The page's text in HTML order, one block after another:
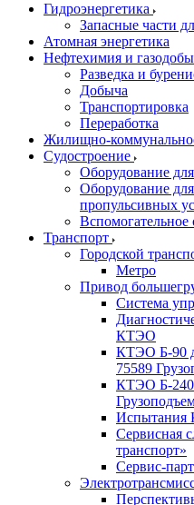
Гидроэнергетика
Запасные части
Атомная энергетика
Нефтехимия и
Разведка и
Добыча
Транспортировка
Переработка
Жилищно-
Судостроение
Оборудование
Оборудование
пропульсивных
Вспомогательное
Транспорт
Городской
Метро
Привод
Система
КТЭО
КТЭО Б-90
75589
КТЭО Б-240
Сервисная
транспорт»
Сервис-